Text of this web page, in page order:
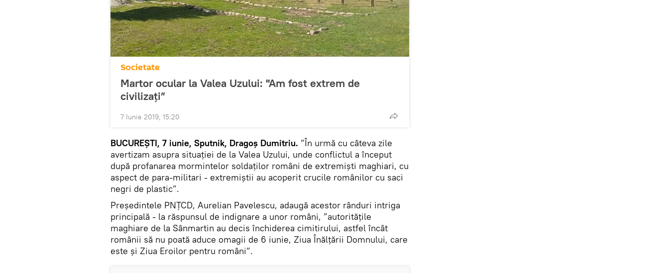
Societate
Martor ocular la Valea Uzului: ''Am fost extrem de
civilizați”
7 Iunie 2019, 15:20
BUCUREȘTI, 7 iunie, Sputnik, Dragoș Dumitriu. ”În urmă cu câteva zile
avertizam asupra situației de la Valea Uzului, unde conflictul a început
după profanarea mormintelor soldaților români de extremiști maghiari, cu
aspect de para-militari - extremiștii au acoperit crucile românilor cu saci
negri de plastic”.
Președintele PNȚCD, Aurelian Pavelescu, adaugă acestor rânduri intriga
principală - la răspunsul de indignare a unor români, ”autoritățile
maghiare de la Sânmartin au decis închiderea cimitirului, astfel încât
românii să nu poată aduce omagii de 6 iunie, Ziua Înălțării Domnului, care
este și Ziua Eroilor pentru români”.